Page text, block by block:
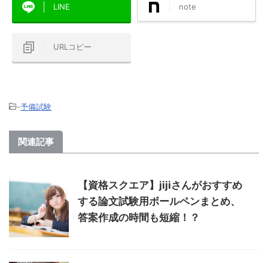
LINE note
URLコピー
-予備試験
関連記事
【資格スクエア】jijiさんがおすすめ
する論文試験用ボールペンまとめ、
答案作成の時間も短縮！？